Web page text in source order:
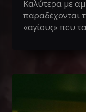
Καλύτερα με
παραδέχονται
«αγίους» που